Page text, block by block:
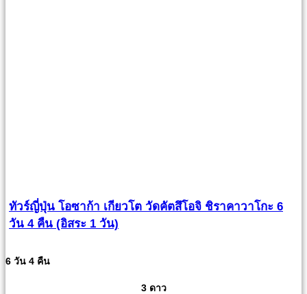
ทัวร์ญี่ปุ่น โอซาก้า เกียวโต วัดคัตสึโอจิ ชิราคาวาโกะ 6
วัน 4 คืน (อิสระ 1 วัน)
6 วัน 4 คืน
3 ดาว